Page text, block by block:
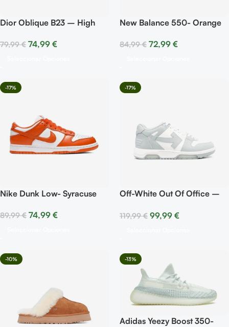
Dior Oblique B23 – High
79,99€ 74,99 €
New Balance 550- Orange
84,99€ 72,99 €
-17%
Nike Dunk Low- Syracuse
89,99€ 74,99 €
-17%
Off-White Out Of Office –
119,99€ 99,99 €
-10% -13%
Adidas Yeezy Boost 350-